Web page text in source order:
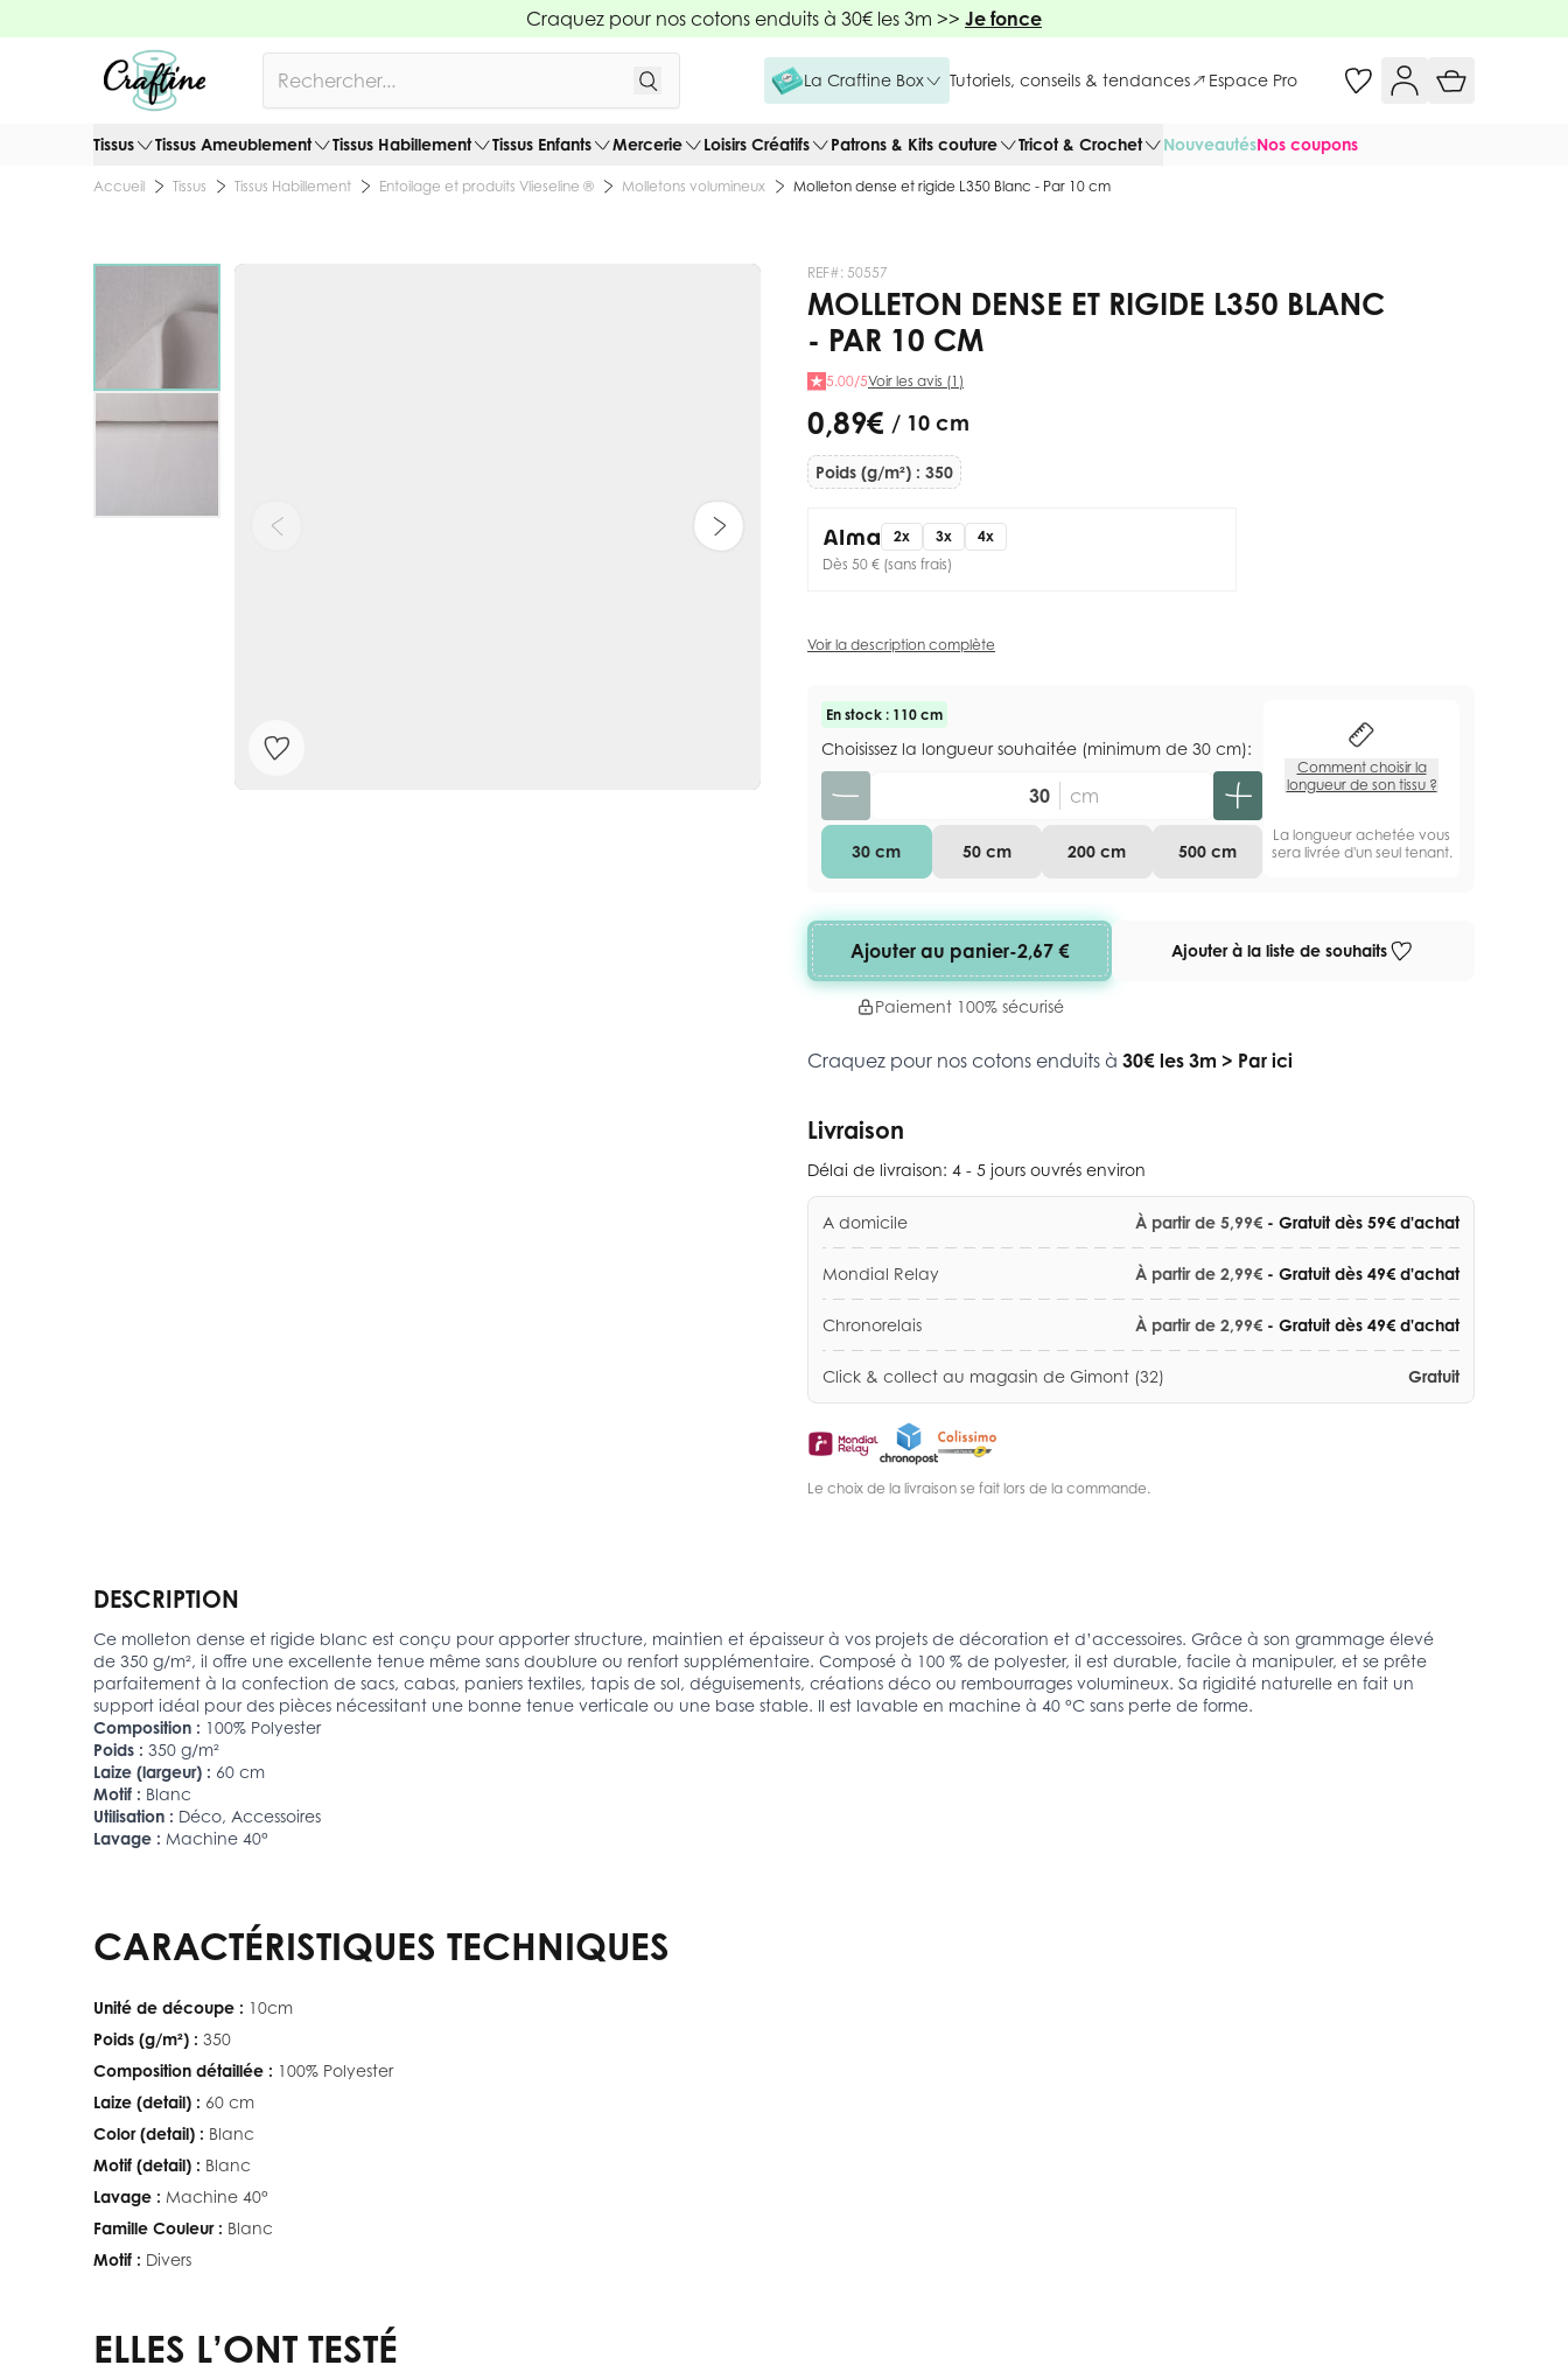
Craquez pour nos cotons enduits à 30€ les 3m >> Je fonce
La Craftine Box Tutoriels, conseils & tendances Espace Pro
Tissus Tissus Ameublement Tissus Habillement Tissus Enfants Mercerie Loisirs Créatifs Patrons & Kits couture Tricot & Crochet NouveautésNos coupons
Accueil Tissus Tissus Habillement Entoilage et produits Vlieseline ® Molletons volumineux Molleton dense et rigide L350 Blanc - Par 10 cm
REF#: 50557
MOLLETON DENSE ET RIGIDE L350 BLANC
- PAR 10 CM
5.00/5Voir les avis (1)
0,89 € / 10 cm
Poids (g/m²) : 350
2x 3x
4x
Dès 50 € (sans frais)
Voir la description complète
En stock : 110 cm
Choisissez la longueur souhaitée (minimum de 30 cm):
cm
30 cm 50 cm 200 cm 500 cm
Comment choisir la
longueur de son tissu ?
La longueur achetée vous
sera livrée d'un seul tenant.
Ajouter au panier-2,67 €
Paiement 100% sécurisé
Ajouter à la liste de souhaits
Craquez pour nos cotons enduits à 30€ les 3m > Par ici
Livraison
Délai de livraison: 4 - 5 jours ouvrés environ
A domicile À partir de 5,99€ - Gratuit dès 59€ d'achat
Mondial Relay À partir de 2,99€ - Gratuit dès 49€ d'achat
Chronorelais À partir de 2,99€ - Gratuit dès 49€ d'achat
Click & collect au magasin de Gimont (32) Gratuit
Le choix de la livraison se fait lors de la commande.
DESCRIPTION
Ce molleton dense et rigide blanc est conçu pour apporter structure, maintien et épaisseur à vos projets de décoration et d’accessoires. Grâce à son grammage élevé
de 350 g/m², il offre une excellente tenue même sans doublure ou renfort supplémentaire. Composé à 100 % de polyester, il est durable, facile à manipuler, et se prête
parfaitement à la confection de sacs, cabas, paniers textiles, tapis de sol, déguisements, créations déco ou rembourrages volumineux. Sa rigidité naturelle en fait un
support idéal pour des pièces nécessitant une bonne tenue verticale ou une base stable. Il est lavable en machine à 40 °C sans perte de forme.
Composition : 100% Polyester
Poids : 350 g/m²
Laize (largeur) : 60 cm
Motif : Blanc
Utilisation : Déco, Accessoires
Lavage : Machine 40°
CARACTÉRISTIQUES TECHNIQUES
Unité de découpe : 10cm
Poids (g/m²) : 350
Composition détaillée : 100% Polyester
Laize (detail) : 60 cm
Color (detail) : Blanc
Motif (detail) : Blanc
Lavage : Machine 40°
Famille Couleur : Blanc
Motif : Divers
ELLES L’ONT TESTÉ